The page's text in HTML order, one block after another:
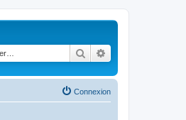
Rechercher
Connexion